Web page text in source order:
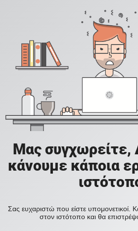
Μας συγχωρείτε,
κάνουμε κάποια
Σας ευχαριστώ που είστε υπομονετικοί.
στον ιστότοπο και θα